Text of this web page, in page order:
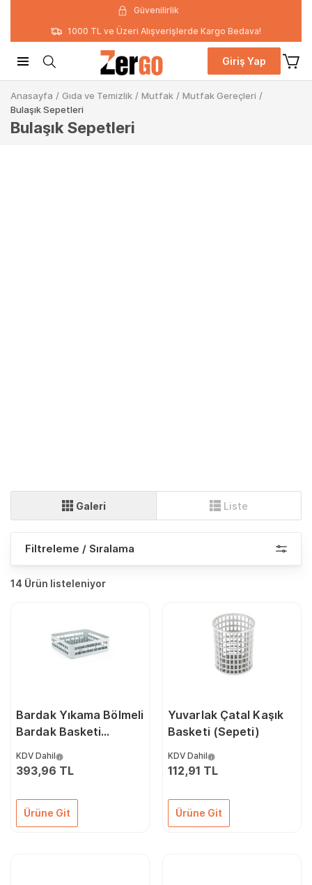
Güvenilirlik
1000 TL ve Üzeri Alışverişlerde Kargo Bedava!
Giriş Yap
Anasayfa / Gıda ve Temizlik / Mutfak / Mutfak Gereçleri /
Bulaşık Sepetleri
Bulaşık Sepetleri
Galeri Liste
Filtreleme / Sıralama
14 Ürün listeleniyor
Bardak Yıkama Bölmeli
Bardak Basketi
KDV Dahil
393,96 TL
Ürüne Git
Yuvarlak Çatal Kaşık
Basketi (Sepeti)
KDV Dahil
112,91 TL
Ürüne Git